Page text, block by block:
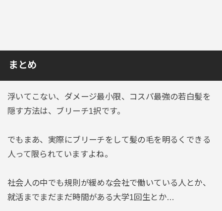
まとめ
浮いてこない、ダメージ最小限、コスパ最強の若白髪を
隠す方法は、ブリーチ1択です。
でもまあ、実際にブリーチをして髪の毛を明るくできる
人って限られていますよね。
社会人の中でも規則が緩めな会社で働いている人とか、
就活までまだまだ時間がある大学1回生とか…